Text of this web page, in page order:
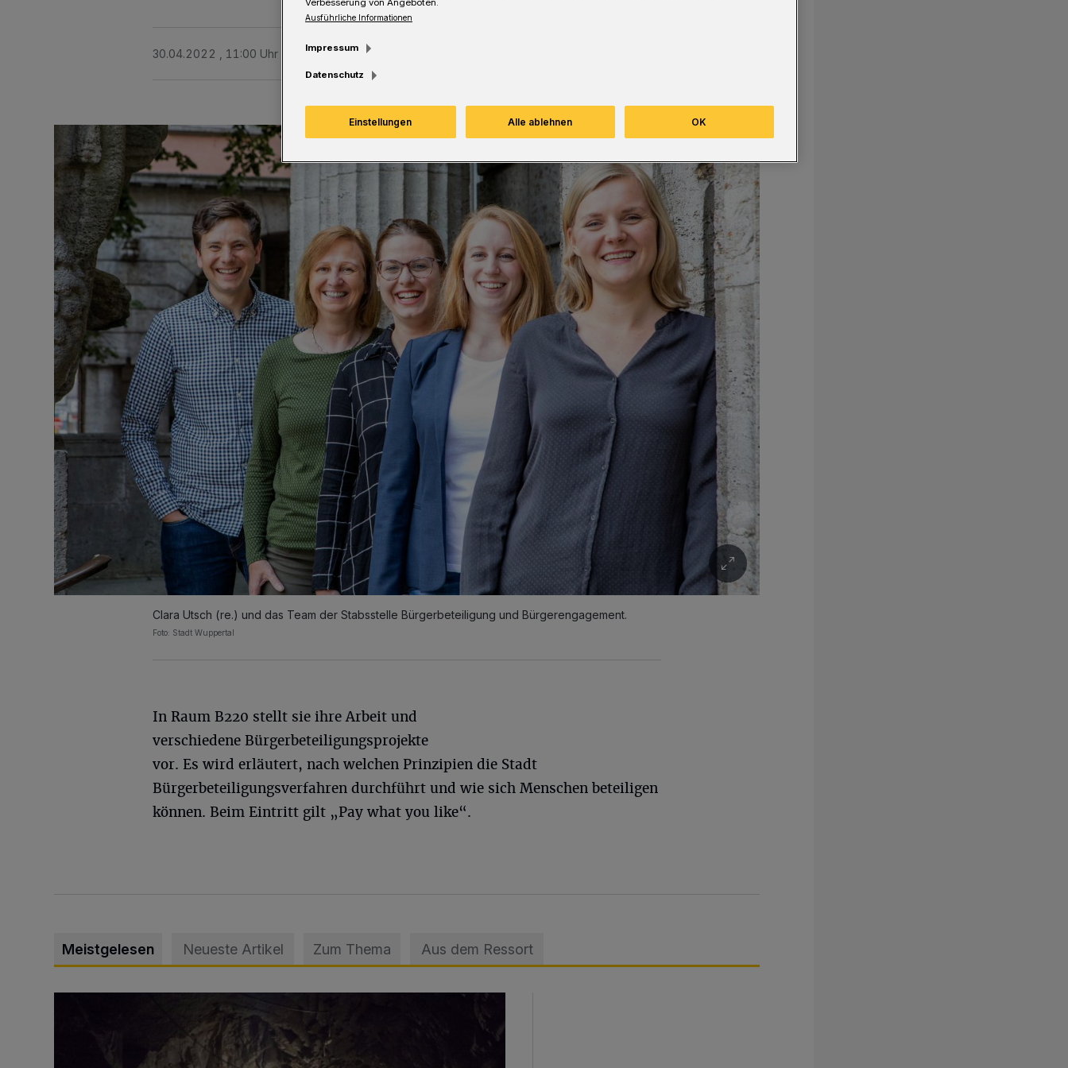
30.04.2022 , 11:00 Uhr Eine Minute Lesezeit
Clara Utsch (re.) und das Team der Stabsstelle Bürgerbeteiligung und Bürgerengagement.
Foto: Stadt Wuppertal
In Raum B220 stellt sie ihre Arbeit und
verschiedene Bürgerbeteiligungsprojekte
vor. Es wird erläutert, nach welchen Prinzipien die Stadt
Bürgerbeteiligungsverfahren durchführt und wie sich Menschen beteiligen
können. Beim Eintritt gilt „Pay what you like“.
Meistgelesen Neueste Artikel Zum Thema Aus dem Ressort
Verbesserung von Angeboten.
Ausführliche Informationen
Impressum
Datenschutz
Einstellungen Alle ablehnen OK